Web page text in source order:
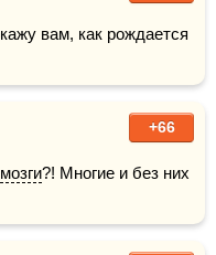
+66
мозги?! Многие и без них